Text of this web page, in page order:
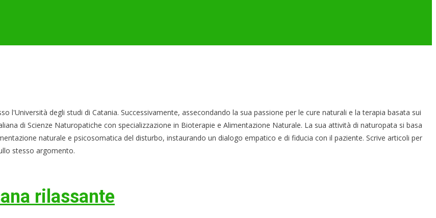
l'Università degli studi di Catania. Successivamente, assecondando la sua passione per le cure naturali e la terapia basata sui
di Scienze Naturopatiche con specializzazione in Bioterapie e Alimentazione Naturale. La sua attività di naturopata si basa
naturale e psicosomatica del disturbo, instaurando un dialogo empatico e di fiducia con il paziente. Scrive articoli per
stesso argomento.
rilassante